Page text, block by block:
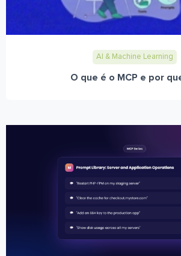
AI & Machine Learning
O que é o MCP e por